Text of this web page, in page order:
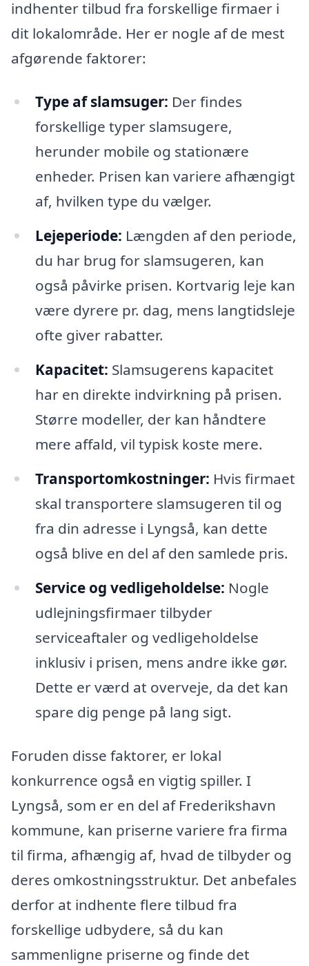
indhenter tilbud fra forskellige firmaer i
dit lokalområde. Her er nogle af de mest
afgørende faktorer:
Type af slamsuger: Der findes
forskellige typer slamsugere,
herunder mobile og stationære
enheder. Prisen kan variere afhængigt
af, hvilken type du vælger.
Lejeperiode: Længden af den periode,
du har brug for slamsugeren, kan
også påvirke prisen. Kortvarig leje kan
være dyrere pr. dag, mens langtidsleje
ofte giver rabatter.
Kapacitet: Slamsugerens kapacitet
har en direkte indvirkning på prisen.
Større modeller, der kan håndtere
mere affald, vil typisk koste mere.
Transportomkostninger: Hvis firmaet
skal transportere slamsugeren til og
fra din adresse i Lyngså, kan dette
også blive en del af den samlede pris.
Service og vedligeholdelse: Nogle
udlejningsfirmaer tilbyder
serviceaftaler og vedligeholdelse
inklusiv i prisen, mens andre ikke gør.
Dette er værd at overveje, da det kan
spare dig penge på lang sigt.
Foruden disse faktorer, er lokal
konkurrence også en vigtig spiller. I
Lyngså, som er en del af Frederikshavn
kommune, kan priserne variere fra firma
til firma, afhængig af, hvad de tilbyder og
deres omkostningsstruktur. Det anbefales
derfor at indhente flere tilbud fra
forskellige udbydere, så du kan
sammenligne priserne og finde det